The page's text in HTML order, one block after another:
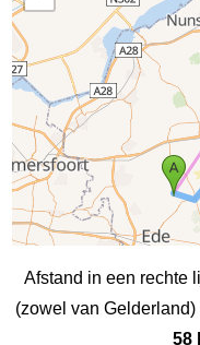
Afstand in een rechte
(zowel van Gelderland)
58